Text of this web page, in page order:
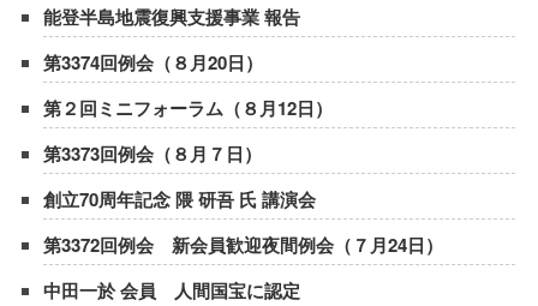
能登半島地震復興支援事業 報告
第3374回例会（８月20日）
第２回ミニフォーラム（８月12日）
第3373回例会（８月７日）
創立70周年記念 隈 研吾 氏 講演会
第3372回例会 新会員歓迎夜間例会（７月24日）
中田一於 会員 人間国宝に認定